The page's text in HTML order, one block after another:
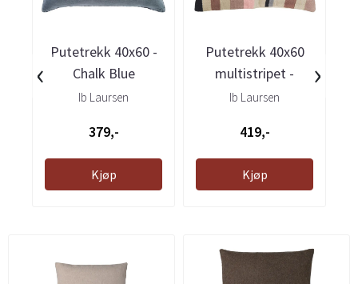
Putetrekk 40x60 -
Chalk Blue
Ib Laursen
379,-
Kjøp
Putetrekk 40x60
multistripet -
rosa/grå/brun
Ib Laursen
419,-
Kjøp
‹ ›